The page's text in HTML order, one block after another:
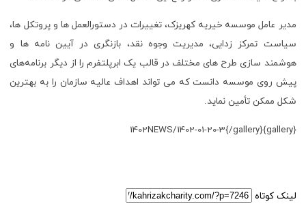
مدیر عامل موسسه خیریه کهریزک، تغییرات در دستورالعمل ها و پروتکل ها،
سیاست تمرکز زدایی، مدیریت وجوه نقد، بازنگری در آیین نامه ها و
هوشمند سازی طرح های مختلف در قالب یک ابرپلتفرم را از دیگر برنامه‌های
پیش روی موسسه دانست که می تواند اهداف عالیه سازمان را به بهترین
شکل ممکن تأمین نماید.
{gallery}1402NEWS/1402-01-20-3{/gallery}
لینک کوتاه